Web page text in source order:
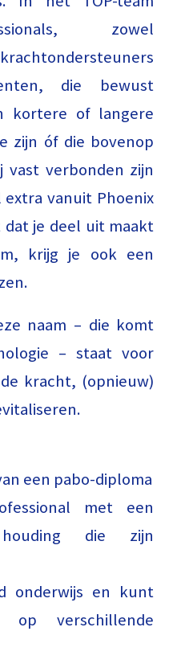
zowel
die bewust
kortere of langere
zijn óf die bovenop
vast verbonden zijn
extra vanuit Phoenix
je deel uit maakt
krijg je ook een
naam – die komt
– staat voor
kracht, (opnieuw)
een pabo-diploma
met een
die zijn
onderwijs en kunt
op verschillende